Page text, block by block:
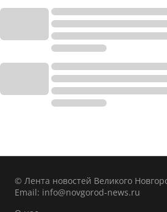
© Лента новостей Великого
Email: info@novgorod-news.ru